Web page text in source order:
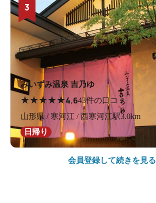
3
みいずみ温泉 吉乃ゆ
★★★★★4.643件の口コミ
山形県 / 寒河江 / 西寒河江駅3.0km
日帰り
会員登録して続きを見る